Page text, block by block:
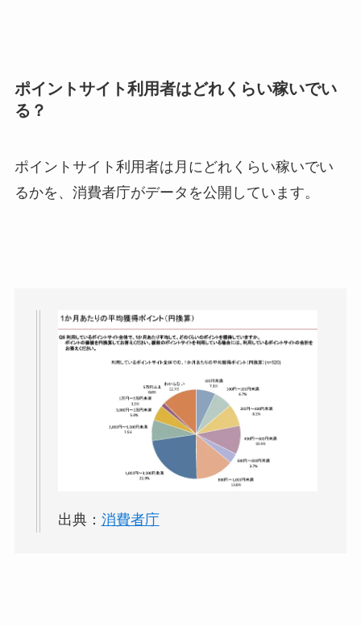
ポイントサイト利用者はどれくらい稼いでい
る？
ポイントサイト利用者は月にどれくらい稼いでい
るかを、消費者庁がデータを公開しています。
出典： 消費者庁